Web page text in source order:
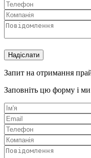
Запит на отримання
Заповніть цю форму і